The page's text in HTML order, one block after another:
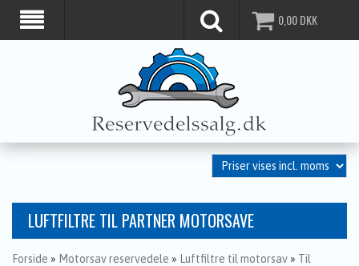
0,00DKK
LUFTFILTRE TIL PARTNER MOTORSAVE
Forside » Motorsav reservedele » Luftfiltre til motorsav » Til